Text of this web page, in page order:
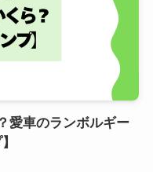
愛車のランボルギー
】